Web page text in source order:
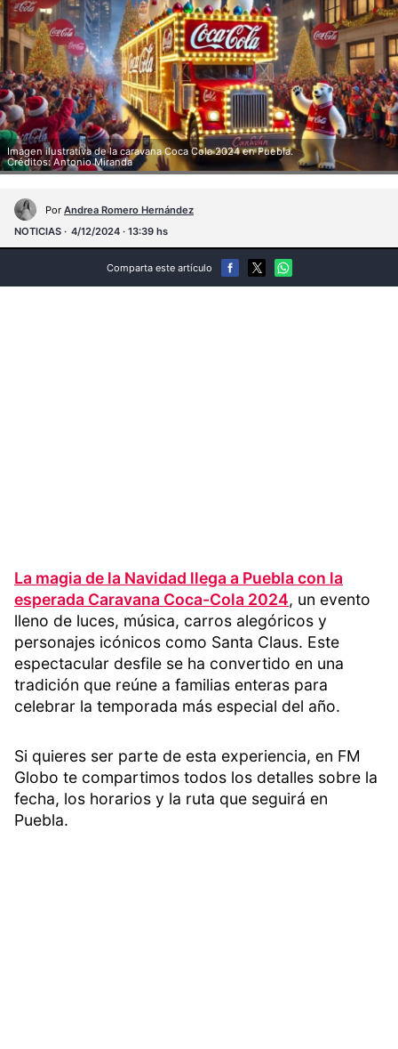
Imagen ilustrativa de la caravana Coca Cola 2024 en Puebla.
Créditos: Antonio Miranda
Por Andrea Romero Hernández
NOTICIAS
4/12/2024 · 13:39 hs
Comparta este artículo
La magia de la Navidad llega a Puebla con la
esperada Caravana Coca-Cola 2024, un evento
lleno de luces, música, carros alegóricos y
personajes icónicos como Santa Claus. Este
espectacular desfile se ha convertido en una
tradición que reúne a familias enteras para
celebrar la temporada más especial del año.
Si quieres ser parte de esta experiencia, en FM
Globo te compartimos todos los detalles sobre la
fecha, los horarios y la ruta que seguirá en
Puebla.